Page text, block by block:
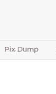
Pix Dump